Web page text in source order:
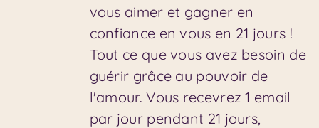
vous aimer et gagner en
confiance en vous en 21 jours !
Tout ce que vous avez besoin de
guérir grâce au pouvoir de
l'amour. Vous recevrez 1 email
par jour pendant 21 jours,